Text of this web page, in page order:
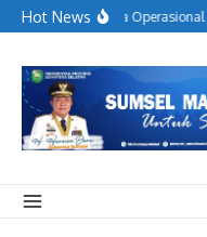
Lewati ke konten
Hot NewsMenjaga Operasional